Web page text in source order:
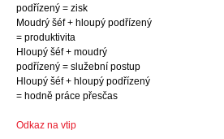
podřízený = zisk
Moudrý šéf + hloupý podřízený
= produktivita
Hloupý šéf + moudrý
podřízený = služební postup
Hloupý šéf + hloupý podřízený
= hodně práce přesčas
Odkaz na vtip